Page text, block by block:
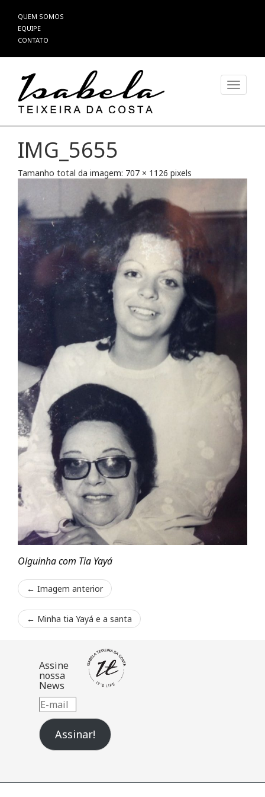
Pular
para
o
QUEM SOMOS
EQUIPE
CONTATO
IMG_5655
Tamanho total da imagem: 707 × 1126 pixels
Olguinha com Tia Yayá
← Imagem anterior
← Minha tia Yayá e a santa
Assine
nossa
News
E-
mail
Assinar!